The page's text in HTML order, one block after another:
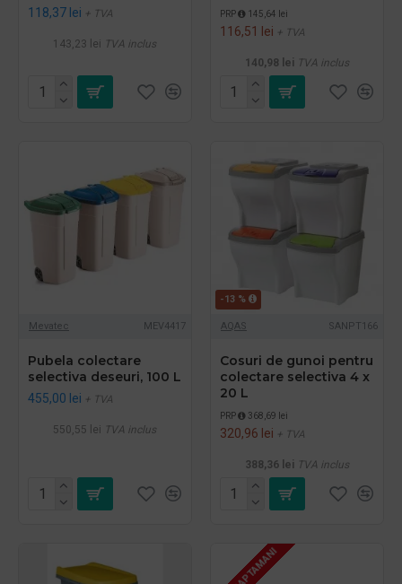
118,37 lei + TVA
143,23 lei TVA inclus
PRP 145,64 lei
116,51 lei + TVA
140,98 lei TVA inclus
Mevatec MEV4417
Pubela colectare
selectiva deseuri, 100 L
455,00 lei + TVA
550,55 lei TVA inclus
-13 %
AQAS SANPT166
Cosuri de gunoi pentru
colectare selectiva 4 x
20 L
PRP 368,69 lei
320,96 lei + TVA
388,36 lei TVA inclus